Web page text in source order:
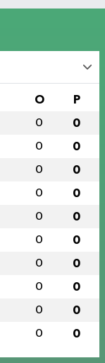
O P
0 0
0 0
0 0
0 0
0 0
0 0
0 0
0 0
0 0
0 0